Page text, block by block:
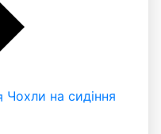
Чохли на сидіння